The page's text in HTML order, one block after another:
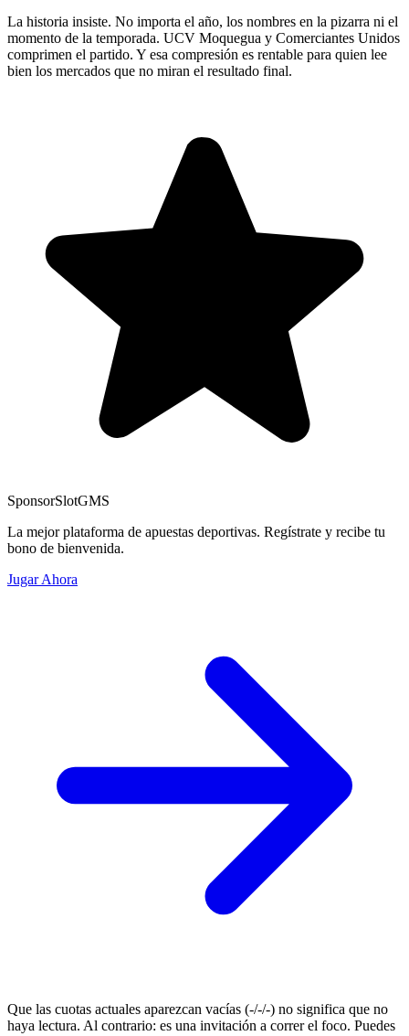
La historia insiste. No importa el año, los nombres en la pizarra ni el
momento de la temporada. UCV Moquegua y Comerciantes Unidos
comprimen el partido. Y esa compresión es rentable para quien lee
bien los mercados que no miran el resultado final.
SponsorSlotGMS
La mejor plataforma de apuestas deportivas. Regístrate y recibe tu
bono de bienvenida.
Jugar Ahora
Que las cuotas actuales aparezcan vacías (-/-/-) no significa que no
haya lectura. Al contrario: es una invitación a correr el foco. Puedes